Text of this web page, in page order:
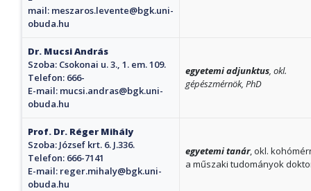
mail: meszaros.levente@bgk.uni-
obuda.hu
Dr. Mucsi András
Szoba: Csokonai u. 3., 1. em. 109.
Telefon: 666-
E-mail: mucsi.andras@bgk.uni-
obuda.hu
egyetemi adjunktus , okl.
gépészmérnök, PhD
Prof. Dr. Réger Mihály
Szoba: József krt. 6. J.336.
Telefon: 666-7141
E-mail: reger.mihaly@bgk.uni-
obuda.hu
egyetemi tanár, okl.
a műszaki tudományok